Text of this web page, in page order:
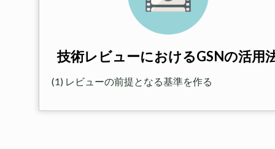
技術レビューにおけるGSNの活用
(1) レビューの前提となる基準を作る